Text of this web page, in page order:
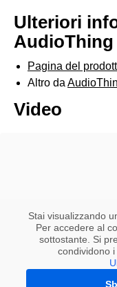
Ulteriori
Pagina del
Altro da
Video
Stai visualizzando
Per accedere al
sottostante. Si
condividono